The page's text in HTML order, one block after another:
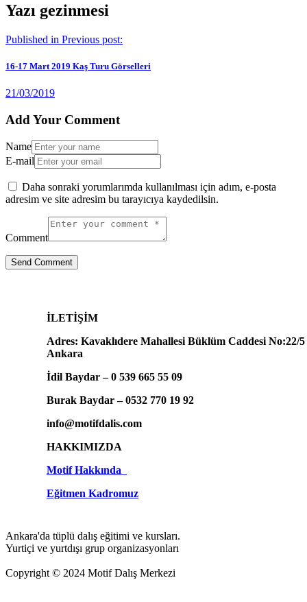
Yazı gezinmesi
Published in Previous post:
16-17 Mart 2019 Kaş Turu Görselleri
21/03/2019
Add Your Comment
Name
E-mail
Daha sonraki yorumlarımda kullanılması için adım, e-posta
adresim ve site adresim bu tarayıcıya kaydedilsin.
Comment
İLETİŞİM
Adres: Kavaklıdere Mahallesi Büklüm Caddesi No:22/5
Ankara
İdil Baydar – 0 539 665 55 09
Burak Baydar – 0532 770 19 92
info@motifdalis.com
HAKKIMIZDA
Motif Hakkında
Eğitmen Kadromuz
Ankara'da tüplü dalış eğitimi ve kursları.
Yurtiçi ve yurtdışı grup organizasyonları
Copyright © 2024 Motif Dalış Merkezi